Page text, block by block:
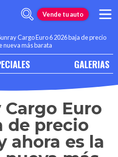
Vende tu auto
Cargo Euro 6 2026 baja de precio
nueva más barata
GALERIAS
Cargo Euro
de precio
ahora es la